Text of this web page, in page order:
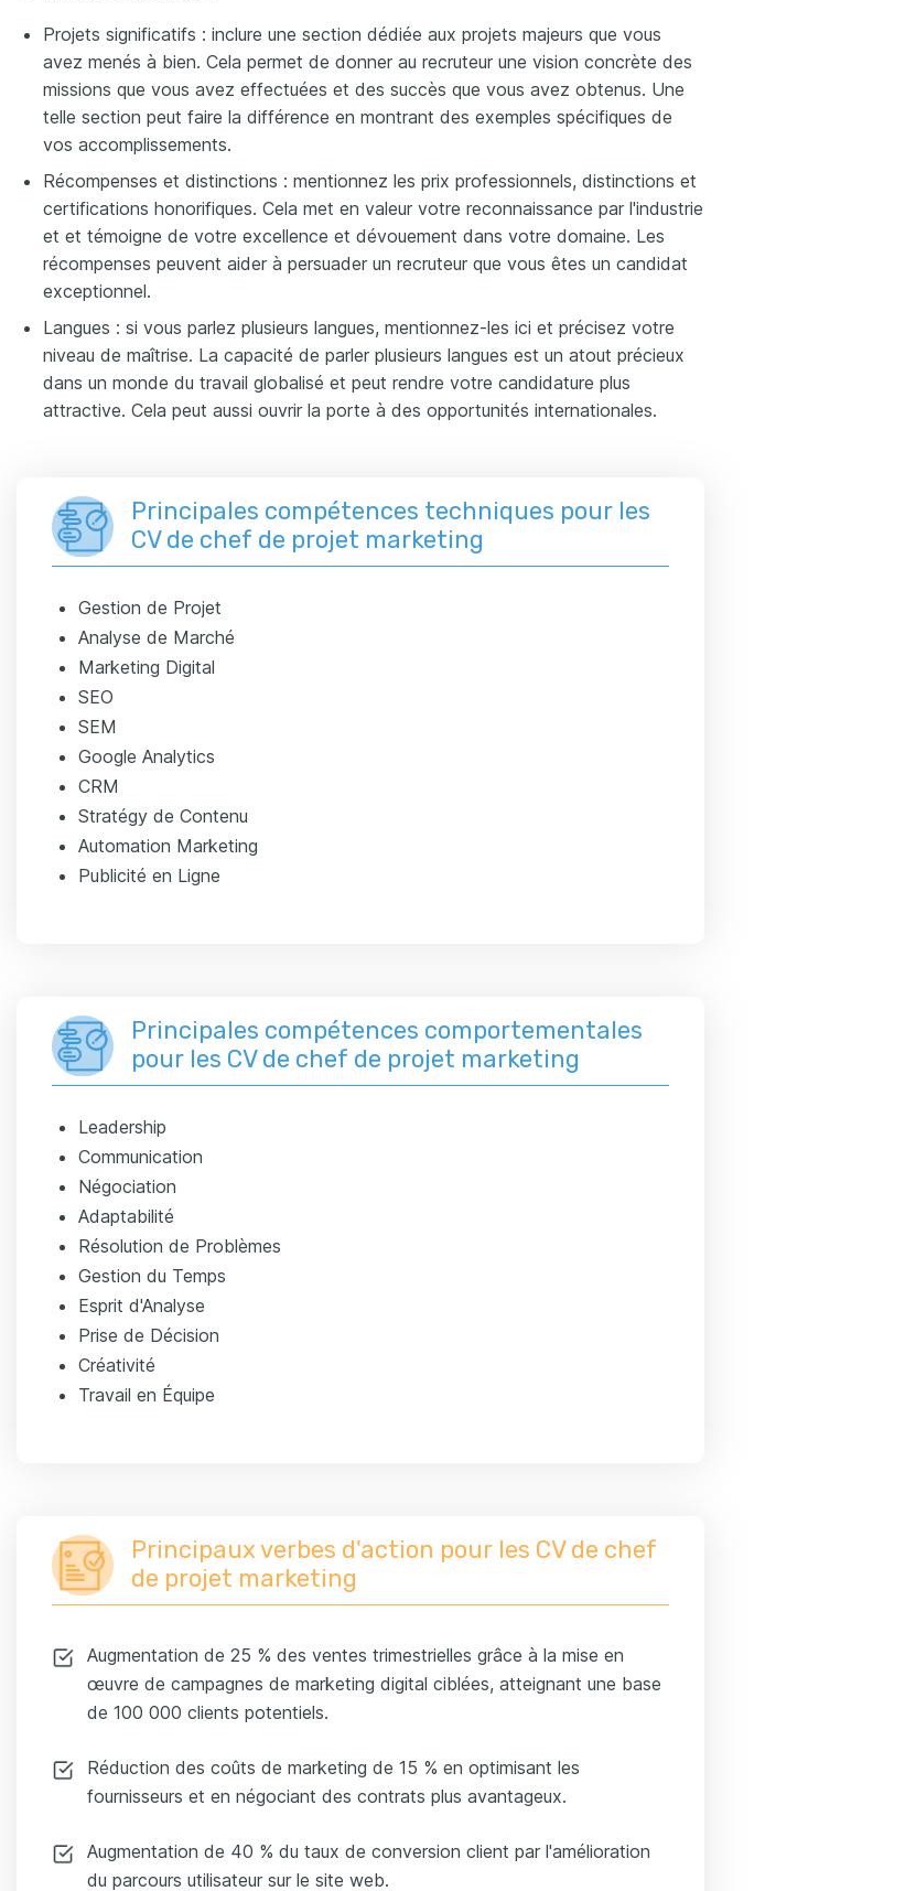
Projets significatifs : inclure une section dédiée aux projets majeurs que vous
avez menés à bien. Cela permet de donner au recruteur une vision concrète des
missions que vous avez effectuées et des succès que vous avez obtenus. Une
telle section peut faire la différence en montrant des exemples spécifiques de
vos accomplissements.
Récompenses et distinctions : mentionnez les prix professionnels, distinctions et
certifications honorifiques. Cela met en valeur votre reconnaissance par l'industrie
et et témoigne de votre excellence et dévouement dans votre domaine. Les
récompenses peuvent aider à persuader un recruteur que vous êtes un candidat
exceptionnel.
Langues : si vous parlez plusieurs langues, mentionnez-les ici et précisez votre
niveau de maîtrise. La capacité de parler plusieurs langues est un atout précieux
dans un monde du travail globalisé et peut rendre votre candidature plus
attractive. Cela peut aussi ouvrir la porte à des opportunités internationales.
Principales compétences techniques pour les
CV de chef de projet marketing
Gestion de Projet
Analyse de Marché
Marketing Digital
SEO
SEM
Google Analytics
CRM
Stratégy de Contenu
Automation Marketing
Publicité en Ligne
Principales compétences comportementales
pour les CV de chef de projet marketing
Leadership
Communication
Négociation
Adaptabilité
Résolution de Problèmes
Gestion du Temps
Esprit d'Analyse
Prise de Décision
Créativité
Travail en Équipe
Principaux verbes d'action pour les CV de chef
de projet marketing
Augmentation de 25 % des ventes trimestrielles grâce à la mise en
œuvre de campagnes de marketing digital ciblées, atteignant une base
de 100 000 clients potentiels.
Réduction des coûts de marketing de 15 % en optimisant les
fournisseurs et en négociant des contrats plus avantageux.
Augmentation de 40 % du taux de conversion client par l'amélioration
du parcours utilisateur sur le site web.